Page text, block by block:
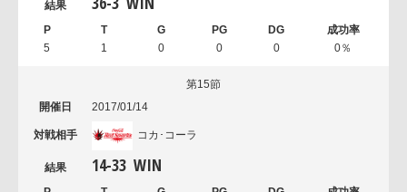
5 1 0 0 0 0％
第15節
2017/01/14
コカ･コーラ
14-33 WIN